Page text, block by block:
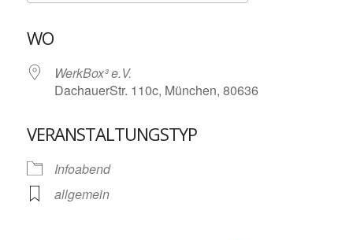
WO
WerkBox³ e.V.
DachauerStr. 110c, München, 80636
VERANSTALTUNGSTYP
Infoabend
allgemein